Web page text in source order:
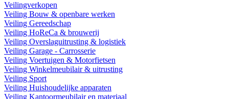
Veilingverkopen
Veiling Bouw & openbare werken
Veiling Gereedschap
Veiling HoReCa & brouwerij
Veiling Overslaguitrusting & logistiek
Veiling Garage - Carrosserie
Veiling Voertuigen & Motorfietsen
Veiling Winkelmeubilair & uitrusting
Veiling Sport
Veiling Huishoudelijke apparaten
Veiling Kantoormeubilair en materiaal